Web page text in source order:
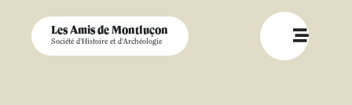
Les Amis de Montluçon
Société d'Histoire et d'Archéologie